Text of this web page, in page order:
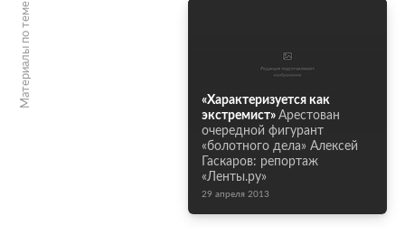
Материалы по теме
«Характеризуется как
экстремист» Арестован
очередной фигурант
«болотного дела» Алексей
Гаскаров: репортаж
«Ленты.ру»
29 апреля 2013